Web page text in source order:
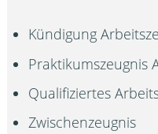
Kündigung
Praktikumszeugnis
Qualifiziertes
Zwischenzeugnis